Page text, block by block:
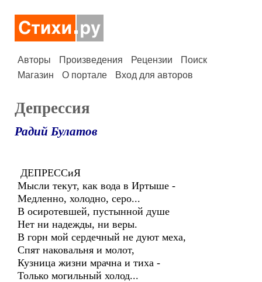
Авторы Произведения Рецензии
Поиск
Магазин
О портале Вход для авторов
Депрессия
Радий Булатов
ДЕПРЕССиЯ
Мысли текут, как вода в Иртыше -
Медленно, холодно, серо...
В осиротевшей, пустынной душе
Нет ни надежды, ни веры.
В горн мой сердечный не дуют меха,
Спят наковальня и молот,
Кузница жизни мрачна и тиха -
Только могильный холод...